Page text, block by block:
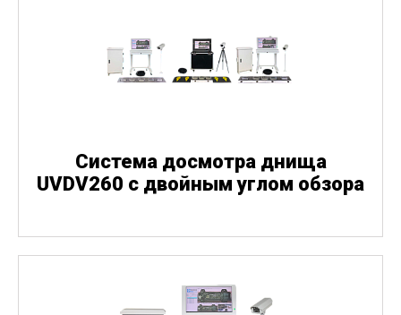
Система досмотра днища
UVDV260 с двойным углом обзора